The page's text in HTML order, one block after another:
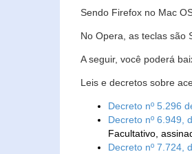
Sendo Firefox no Mac
No Opera, as teclas são
A seguir, você poderá
Leis e decretos sobre
Decreto nº 5.296
Decreto nº 6.949,
Facultativo,
Decreto nº 7.724,